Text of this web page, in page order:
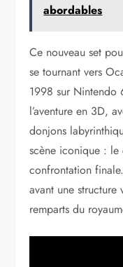
abordables
Ce nouveau set
se tournant vers
1998 sur Nintendo
l’aventure en 3D,
donjons
scène iconique : le
confrontation
avant une
remparts du